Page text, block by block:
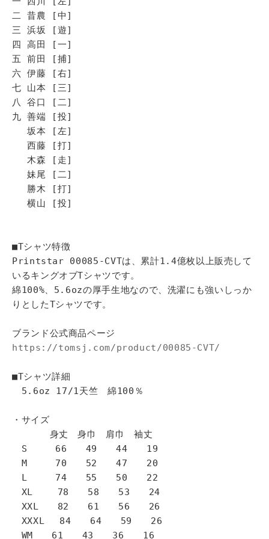
二 昔農 [中]
三 浜坂 [遊]
四 高田 [一]
五 前田 [捕]
六 伊藤 [右]
七 山本 [三]
八 谷口 [二]
九 善端 [投]
坂本 [左]
西藤 [打]
木森 [走]
妹尾 [二]
勝木 [打]
横山 [投]
■Tシャツ特徴
Printstar 00085-CVTは、累計1.4億枚以上販売して
いるキングオブTシャツです。
綿100%、5.6ozの厚手生地なので、洗濯にも強いしっか
りとしたTシャツです。
ブランド公式商品ページ
https://tomsj.com/product/00085-CVT/
■Tシャツ詳細
5.6oz 17/1天竺 綿100％
・サイズ
身丈 身巾 肩巾 袖丈
S 66 49 44 19
M 70 52 47 20
L 74 55 50 22
XL 78 58 53 24
XXL 82 61 56 26
XXXL 84 64 59 26
WM 61 43 36 16